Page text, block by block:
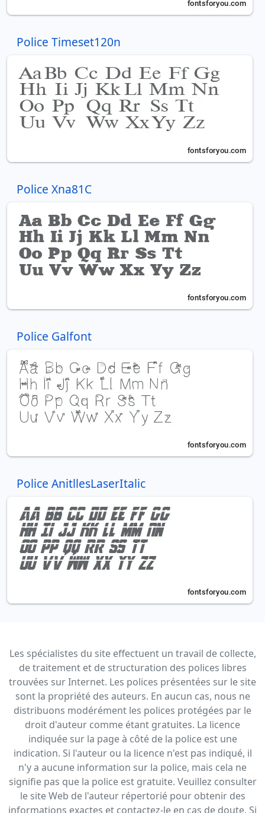
Police Timeset120n
Police Xna81C
Police Galfont
Police AnitllesLaserItalic
Les spécialistes du site effectuent un travail de collecte,
de traitement et de structuration des polices libres
trouvées sur Internet. Les polices présentées sur le site
sont la propriété des auteurs. En aucun cas, nous ne
distribuons modérément les polices protégées par le
droit d'auteur comme étant gratuites. La licence
indiquée sur la page à côté de la police est une
indication. Si l'auteur ou la licence n'est pas indiqué, il
n'y a aucune information sur la police, mais cela ne
signifie pas que la police est gratuite. Veuillez consulter
le site Web de l'auteur répertorié pour obtenir des
informations exactes et contactez-le en cas de doute. Si